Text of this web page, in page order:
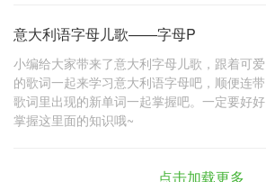
意大利语字母儿歌——字母P
小编给大家带来了意大利字母儿歌，跟着可爱
的歌词一起来学习意大利语字母吧，顺便连带
歌词里出现的新单词一起掌握吧。一定要好好
掌握这里面的知识哦~
点击加载更多